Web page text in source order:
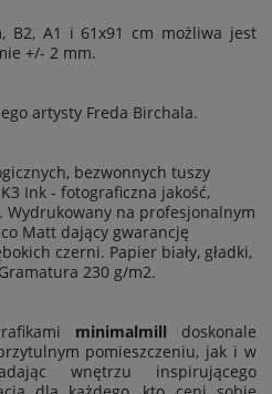
B2, A1 i 61x91 cm możliwa jest
+/- 2 mm.
artysty Freda Birchala.
bezwonnych tuszy
Ink - fotograficzna jakość,
Wydrukowany na profesjonalnym
Matt dający gwarancję
czerni. Papier biały, gładki,
230 g/m2.
minimalmill doskonale
pomieszczeniu, jak i w
wnętrzu inspirującego